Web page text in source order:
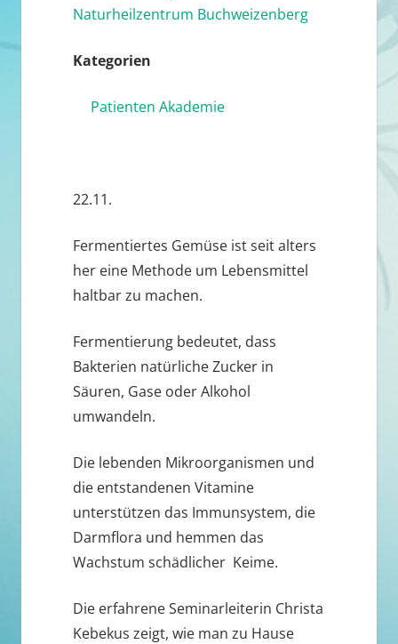
Naturheilzentrum Buchweizenberg
Kategorien
Patienten Akademie
22.11.
Fermentiertes Gemüse ist seit alters
her eine Methode um Lebensmittel
haltbar zu machen.
Fermentierung bedeutet, dass
Bakterien natürliche Zucker in
Säuren, Gase oder Alkohol
umwandeln.
Die lebenden Mikroorganismen und
die entstandenen Vitamine
unterstützen das Immunsystem, die
Darmflora und hemmen das
Wachstum schädlicher Keime.
Die erfahrene Seminarleiterin Christa
Kebekus zeigt, wie man zu Hause